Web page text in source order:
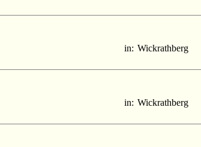
in: Wickrathberg
in: Wickrathberg